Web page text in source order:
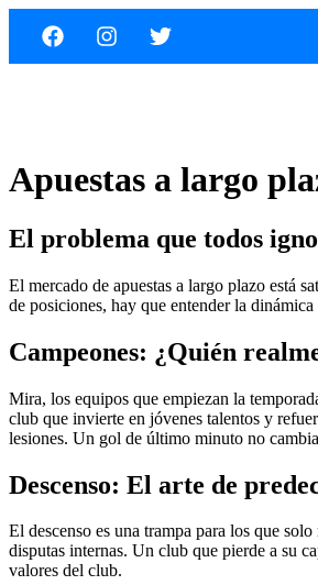
Apuestas a largo
El problema que todos
El mercado de apuestas a largo plazo está
de posiciones, hay que entender la
Campeones: ¿Quién
Mira, los equipos que empiezan la
club que invierte en jóvenes talentos y
lesiones. Un gol de último minuto no
Descenso: El arte de
El descenso es una trampa para los que
disputas internas. Un club que pierde a su
valores del club.